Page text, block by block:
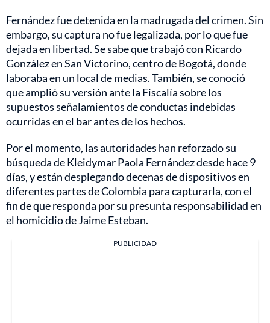
Fernández fue detenida en la madrugada del crimen. Sin
embargo, su captura no fue legalizada, por lo que fue
dejada en libertad. Se sabe que trabajó con Ricardo
González en San Victorino, centro de Bogotá, donde
laboraba en un local de medias. También, se conoció
que amplió su versión ante la Fiscalía sobre los
supuestos señalamientos de conductas indebidas
ocurridas en el bar antes de los hechos.
Por el momento, las autoridades han reforzado su
búsqueda de Kleidymar Paola Fernández desde hace 9
días, y están desplegando decenas de dispositivos en
diferentes partes de Colombia para capturarla, con el
fin de que responda por su presunta responsabilidad en
el homicidio de Jaime Esteban.
PUBLICIDAD